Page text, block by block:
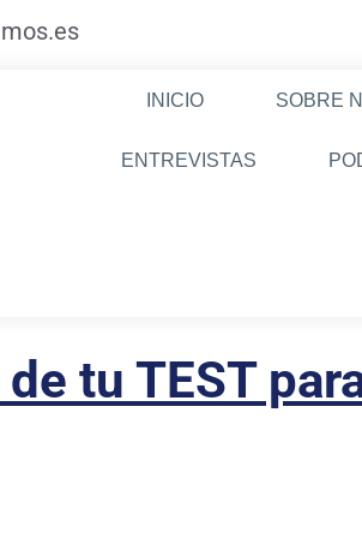
INICIO SOBRE
ENTREVISTAS
tu TEST